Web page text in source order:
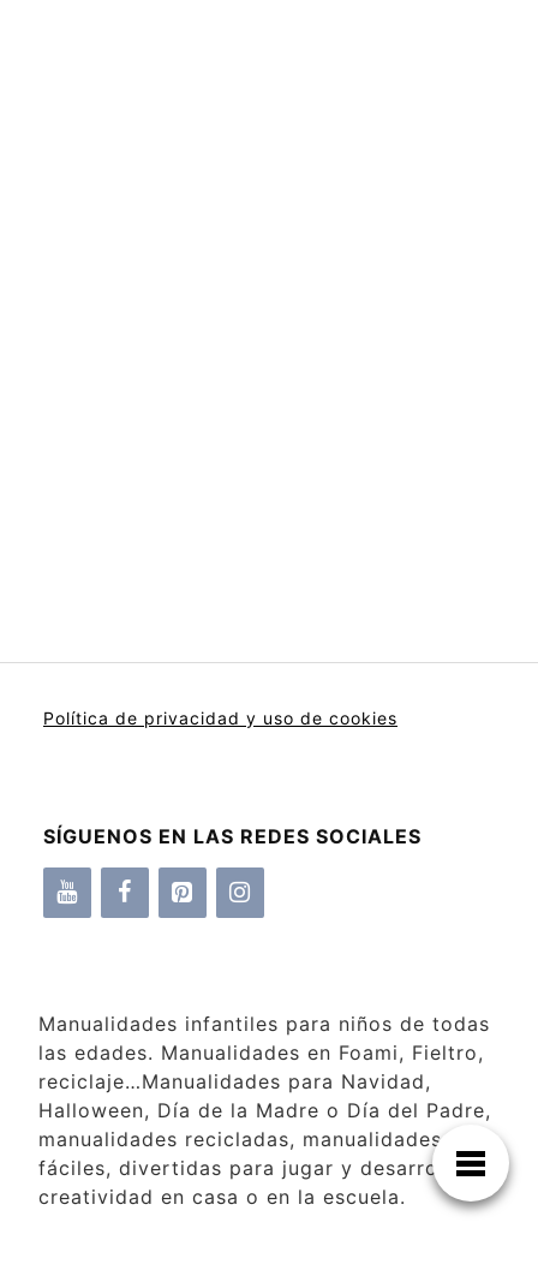
Política de privacidad y uso de cookies
SÍGUENOS EN LAS REDES SOCIALES
Manualidades infantiles para niños de todas
las edades. Manualidades en Foami, Fieltro,
reciclaje…Manualidades para Navidad,
Halloween, Día de la Madre o Día del Padre,
manualidades recicladas, manualidades
fáciles, divertidas para jugar y desarrollar la
creatividad en casa o en la escuela.